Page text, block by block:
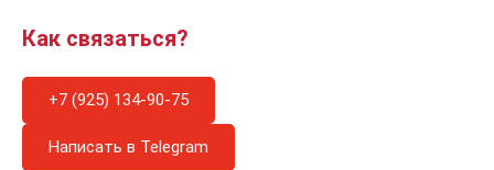
Как связаться?
+7 (925) 134-90-75
Написать в Telegram